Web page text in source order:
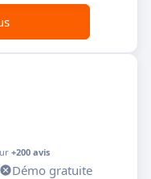
+200 avis
Démo gratuite